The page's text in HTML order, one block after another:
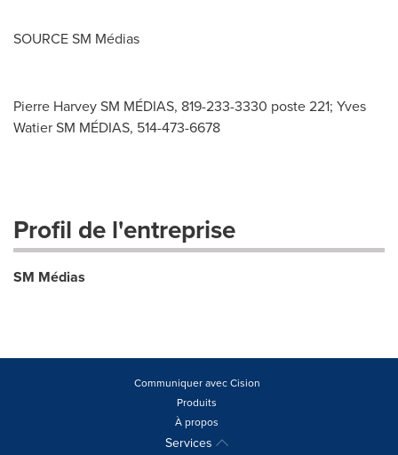
SOURCE SM Médias
Pierre Harvey SM MÉDIAS, 819-233-3330 poste 221; Yves
Watier SM MÉDIAS, 514-473-6678
Profil de l'entreprise
SM Médias
Communiquer avec Cision
Produits
À propos
Services